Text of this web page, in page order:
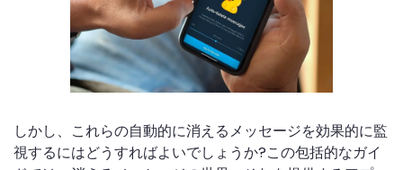
しかし、これらの自動的に消えるメッセージを効果的に監
視するにはどうすればよいでしょうか?この包括的なガイ